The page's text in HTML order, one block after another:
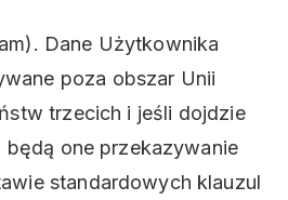
Dane Użytkownika
poza obszar Unii
trzecich i jeśli dojdzie
one przekazywanie
standardowych klauzul